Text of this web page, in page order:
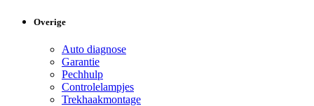
Overige
Auto diagnose
Garantie
Pechhulp
Controlelampjes
Trekhaakmontage